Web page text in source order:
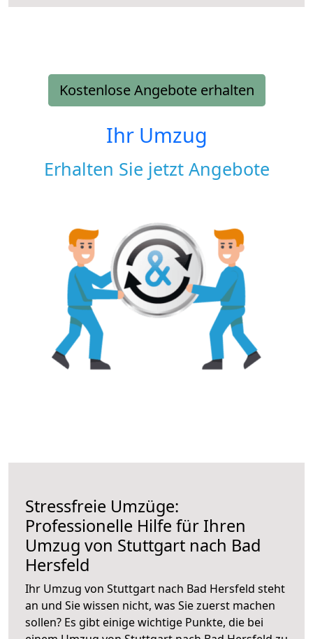
Kostenlose Angebote erhalten
Ihr Umzug
Erhalten Sie jetzt Angebote
Stressfreie Umzüge:
Professionelle Hilfe für Ihren
Umzug von Stuttgart nach Bad
Hersfeld
Ihr Umzug von Stuttgart nach Bad Hersfeld steht
an und Sie wissen nicht, was Sie zuerst machen
sollen? Es gibt einige wichtige Punkte, die bei